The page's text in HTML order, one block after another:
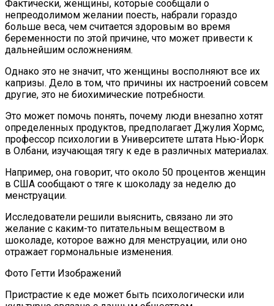
Фактически, женщины, которые сообщали о
непреодолимом желании поесть, набрали гораздо
больше веса, чем считается здоровым во время
беременности по этой причине, что может привести к
дальнейшим осложнениям.
Однако это не значит, что женщины восполняют все их
капризы. Дело в том, что причины их настроений совсем
другие, это не биохимические потребности.
Это может помочь понять, почему люди внезапно хотят
определенных продуктов, предполагает Джулия Хормс,
профессор психологии в Университете штата Нью-Йорк
в Олбани, изучающая тягу к еде в различных материалах.
Например, она говорит, что около 50 процентов женщин
в США сообщают о тяге к шоколаду за неделю до
менструации.
Исследователи решили выяснить, связано ли это
желание с каким-то питательным веществом в
шоколаде, которое важно для менструации, или оно
отражает гормональные изменения.
Фото Гетти Изображений
Пристрастие к еде может быть психологически или